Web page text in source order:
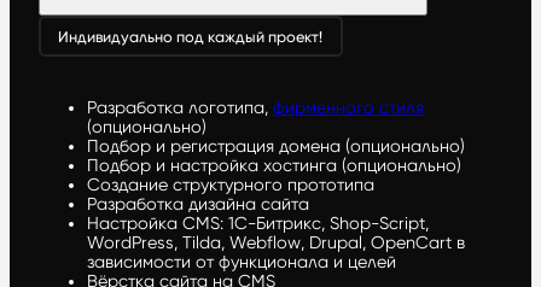
Индивидуально под каждый проект!
Разработка логотипа, фирменного стиля
(опционально)
Подбор и регистрация домена (опционально)
Подбор и настройка хостинга (опционально)
Создание структурного прототипа
Разработка дизайна сайта
Настройка CMS: 1С-Битрикс, Shop-Script,
WordPress, Tilda, Webflow, Drupal, OpenCart в
зависимости от функционала и целей
Вёрстка сайта на CMS